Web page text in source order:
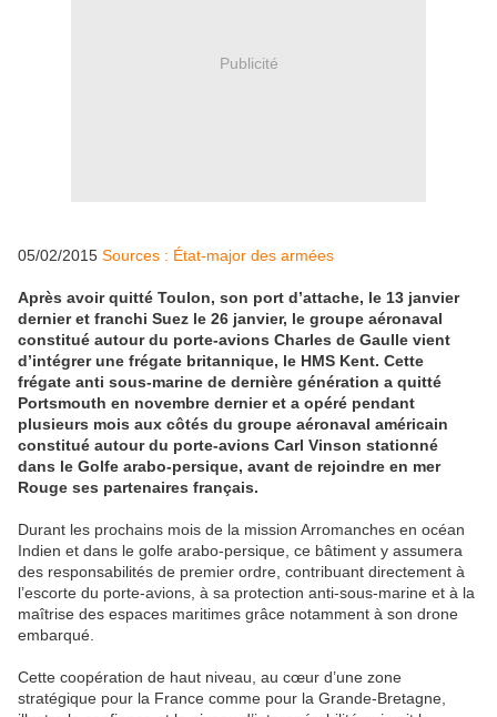
Publicité
05/02/2015 Sources : État-major des armées
Après avoir quitté Toulon, son port d’attache, le 13 janvier
dernier et franchi Suez le 26 janvier, le groupe aéronaval
constitué autour du porte-avions Charles de Gaulle vient
d’intégrer une frégate britannique, le HMS Kent. Cette
frégate anti sous-marine de dernière génération a quitté
Portsmouth en novembre dernier et a opéré pendant
plusieurs mois aux côtés du groupe aéronaval américain
constitué autour du porte-avions Carl Vinson stationné
dans le Golfe arabo-persique, avant de rejoindre en mer
Rouge ses partenaires français.
Durant les prochains mois de la mission Arromanches en océan
Indien et dans le golfe arabo-persique, ce bâtiment y assumera
des responsabilités de premier ordre, contribuant directement à
l’escorte du porte-avions, à sa protection anti-sous-marine et à la
maîtrise des espaces maritimes grâce notamment à son drone
embarqué.
Cette coopération de haut niveau, au cœur d’une zone
stratégique pour la France comme pour la Grande-Bretagne,